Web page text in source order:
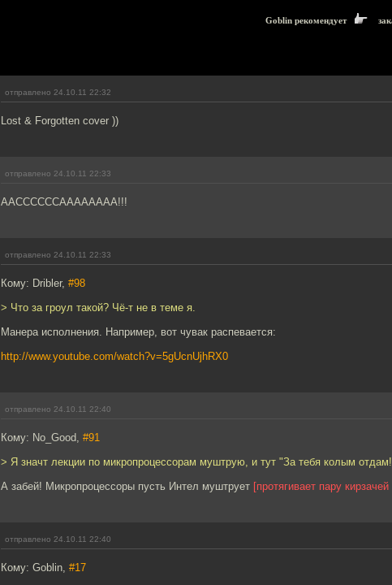
Goblin рекомендует
отправлено 24.10.11 22:32
Lost & Forgotten cover ))
отправлено 24.10.11 22:33
ААССССССАААААААА!!!
отправлено 24.10.11 22:33
Кому: Dribler, #98
> Что за гроул такой? Чё-т не в теме я.
Манера исполнения. Например, вот чувак распевается:
http://www.youtube.com/watch?v=5gUcnUjhRX0
отправлено 24.10.11 22:40
Кому: No_Good, #91
> Я значт лекции по микропроцессорам муштрую, и тут "За тебя колым
А забей! Микропроцессоры пусть Интел муштрует [протягивает пару
отправлено 24.10.11 22:40
Кому: Goblin, #17